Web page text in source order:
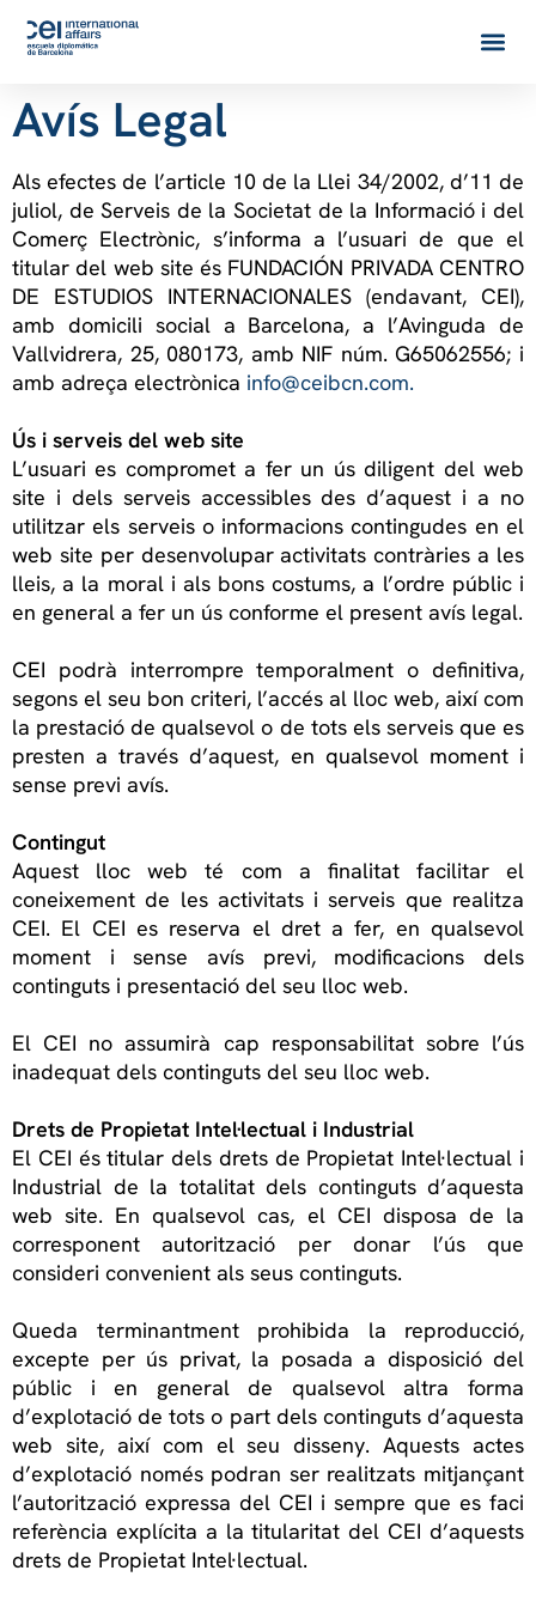
Avís Legal
Als efectes de l’article 10 de la Llei 34/2002, d’11 de
juliol, de Serveis de la Societat de la Informació i del
Comerç Electrònic, s’informa a l’usuari de que el
titular del web site és FUNDACIÓN PRIVADA CENTRO
DE ESTUDIOS INTERNACIONALES (endavant, CEI),
amb domicili social a Barcelona, a l’Avinguda de
Vallvidrera, 25, 080173, amb NIF núm. G65062556; i
amb adreça electrònica info@ceibcn.com.
Ús i serveis del web site
L’usuari es compromet a fer un ús diligent del web
site i dels serveis accessibles des d’aquest i a no
utilitzar els serveis o informacions contingudes en el
web site per desenvolupar activitats contràries a les
lleis, a la moral i als bons costums, a l’ordre públic i
en general a fer un ús conforme el present avís legal.
CEI podrà interrompre temporalment o definitiva,
segons el seu bon criteri, l’accés al lloc web, així com
la prestació de qualsevol o de tots els serveis que es
presten a través d’aquest, en qualsevol moment i
sense previ avís.
Contingut
Aquest lloc web té com a finalitat facilitar el
coneixement de les activitats i serveis que realitza
CEI. El CEI es reserva el dret a fer, en qualsevol
moment i sense avís previ, modificacions dels
continguts i presentació del seu lloc web.
El CEI no assumirà cap responsabilitat sobre l’ús
inadequat dels continguts del seu lloc web.
Drets de Propietat Intel·lectual i Industrial
El CEI és titular dels drets de Propietat Intel·lectual i
Industrial de la totalitat dels continguts d’aquesta
web site. En qualsevol cas, el CEI disposa de la
corresponent autorització per donar l’ús que
consideri convenient als seus continguts.
Queda terminantment prohibida la reproducció,
excepte per ús privat, la posada a disposició del
públic i en general de qualsevol altra forma
d’explotació de tots o part dels continguts d’aquesta
web site, així com el seu disseny. Aquests actes
d’explotació només podran ser realitzats mitjançant
l’autorització expressa del CEI i sempre que es faci
referència explícita a la titularitat del CEI d’aquests
drets de Propietat Intel·lectual.